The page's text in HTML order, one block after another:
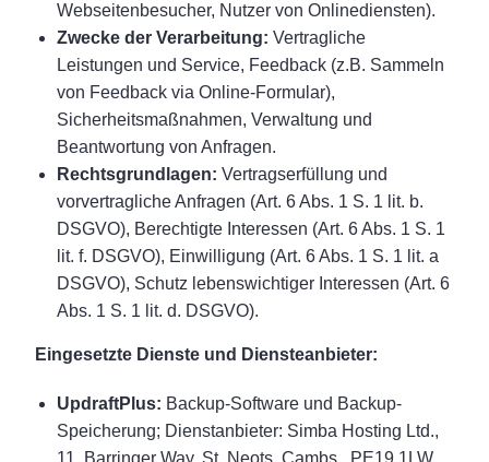
Webseitenbesucher, Nutzer von Onlinediensten).
Zwecke der Verarbeitung: Vertragliche
Leistungen und Service, Feedback (z.B. Sammeln
von Feedback via Online-Formular),
Sicherheitsmaßnahmen, Verwaltung und
Beantwortung von Anfragen.
Rechtsgrundlagen: Vertragserfüllung und
vorvertragliche Anfragen (Art. 6 Abs. 1 S. 1 lit. b.
DSGVO), Berechtigte Interessen (Art. 6 Abs. 1 S. 1
lit. f. DSGVO), Einwilligung (Art. 6 Abs. 1 S. 1 lit. a
DSGVO), Schutz lebenswichtiger Interessen (Art. 6
Abs. 1 S. 1 lit. d. DSGVO).
Eingesetzte Dienste und Diensteanbieter:
UpdraftPlus: Backup-Software und Backup-
Speicherung; Dienstanbieter: Simba Hosting Ltd.,
11, Barringer Way, St. Neots, Cambs., PE19 1LW,